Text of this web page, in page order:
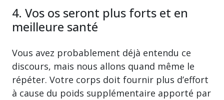
4. Vos os seront plus forts et en
meilleure santé
Vous avez probablement déjà entendu ce
discours, mais nous allons quand même le
répéter. Votre corps doit fournir plus d’effort
à cause du poids supplémentaire apporté par